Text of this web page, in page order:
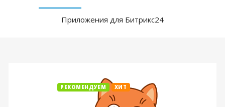
Приложения для Битрикс24
РЕКОМЕНДУЕМ ХИТ